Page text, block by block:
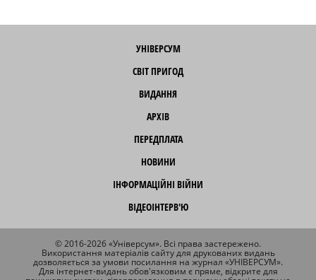
УНІВЕРСУМ
СВІТ ПРИГОД
ВИДАННЯ
АРХІВ
ПЕРЕДПЛАТА
НОВИНИ
ІНФОРМАЦІЙНІ ВІЙНИ
ВІДЕОІНТЕРВ'Ю
© 2016-2026 «Універсум». Всі права застережено.
Використання матеріалів сайту для друкованих видань
дозволяється за умови посилання на журнал «УНІВЕРСУМ».
Для інтернет-видань обов'язковим є пряме, відкрите для